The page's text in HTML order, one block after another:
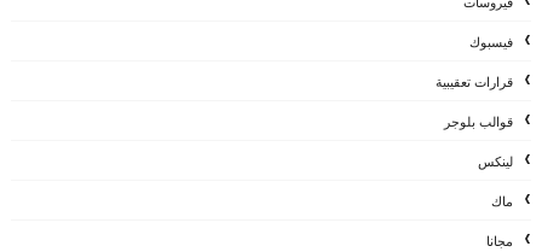
فيسبوك
قرارات تعقيبية
قوالب بلوجر
لينكس
ماك
مجانا